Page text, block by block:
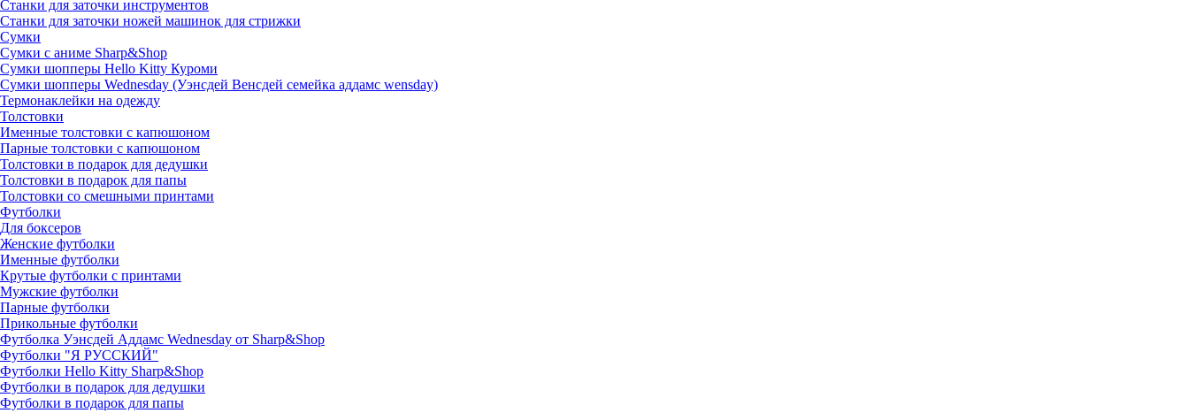
Станки для заточки инструментов
Станки для заточки ножей машинок для стрижки
Сумки
Сумки с аниме Sharp&Shop
Сумки шопперы Hello Kitty Куроми
Сумки шопперы Wednesday (Уэнсдей Венсдей семейка аддамс wensday)
Термонаклейки на одежду
Толстовки
Именные толстовки с капюшоном
Парные толстовки с капюшоном
Толстовки в подарок для дедушки
Толстовки в подарок для папы
Толстовки со смешными принтами
Футболки
Для боксеров
Женские футболки
Именные футболки
Крутые футболки с принтами
Мужские футболки
Парные футболки
Прикольные футболки
Футболка Уэнсдей Аддамс Wednesday от Sharp&Shop
Футболки "Я РУССКИЙ"
Футболки Hello Kitty Sharp&Shop
Футболки в подарок для дедушки
Футболки в подарок для папы